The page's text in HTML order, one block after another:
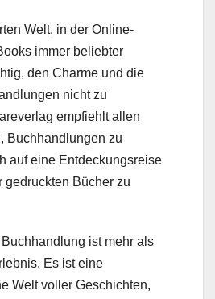
Welt, in der Online-
immer beliebter
den Charme und die
nicht zu
empfiehlt allen
Buchhandlungen zu
auf eine Entdeckungsreise
gedruckten Bücher zu
ist mehr als
Es ist eine
Welt voller Geschichten,